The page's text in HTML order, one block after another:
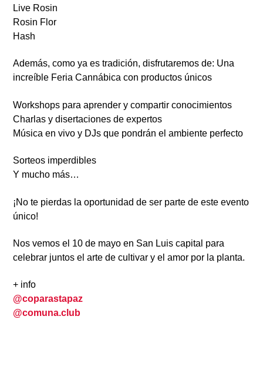
Live Rosin
Rosin Flor
Hash
Además, como ya es tradición, disfrutaremos de: Una
increíble Feria Cannábica con productos únicos
Workshops para aprender y compartir conocimientos
Charlas y disertaciones de expertos
Música en vivo y DJs que pondrán el ambiente perfecto
Sorteos imperdibles
Y mucho más…
¡No te pierdas la oportunidad de ser parte de este evento
único!
Nos vemos el 10 de mayo en San Luis capital para
celebrar juntos el arte de cultivar y el amor por la planta.
+ info
@coparastapaz
@comuna.club